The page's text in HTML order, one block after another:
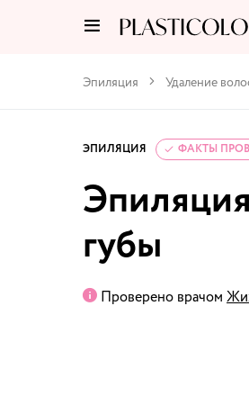
Эпиляция Удаление
ЭПИЛЯЦИЯ ФАКТЫ
губы
Проверено врачом